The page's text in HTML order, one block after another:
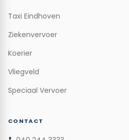
Taxi Eindhoven
Ziekenvervoer
Koerier
Vliegveld
Speciaal Vervoer
CONTACT